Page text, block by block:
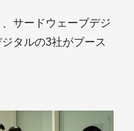
サードウェーブデジ
タルの3社がブース